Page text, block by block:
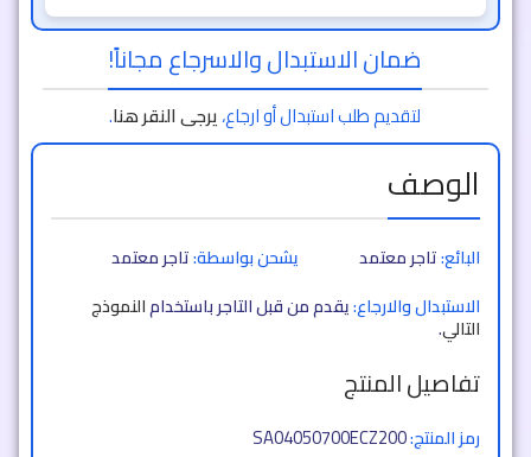
ضمان الاستبدال والاسرجاع مجاناً!
لتقديم طلب استبدال أو ارجاع،يرجى النقر هنا.
الوصف
البائع:تاجر معتمد يشحن بواسطة:تاجر معتمد
الاستبدال والارجاع:يقدم من قبل التاجر باستخدامالنموذج
التالي.
تفاصيل المنتج
رمز المنتج:SA04050700ECZ200